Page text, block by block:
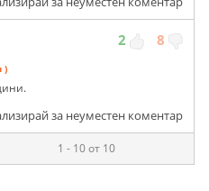
2 8
)
за неуместен коментар
1 - 10 от 10